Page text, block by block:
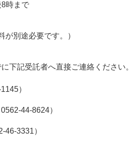
時まで
別途必要です。）
下記受託者へ直接ご連絡ください。
）
44-8624）
3331）